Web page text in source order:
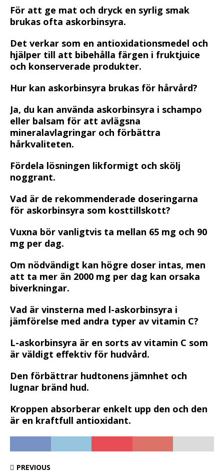
För att ge mat och dryck en syrlig smak
brukas ofta askorbinsyra.
Det verkar som en antioxidationsmedel och
hjälper till att bibehålla färgen i fruktjuice
och konserverade produkter.
Hur kan askorbinsyra brukas för hårvård?
Ja, du kan använda askorbinsyra i schampo
eller balsam för att avlägsna
mineralavlagringar och förbättra
hårkvaliteten.
Fördela lösningen likformigt och skölj
noggrant.
Vad är de rekommenderade doseringarna
för askorbinsyra som kosttillskott?
Vuxna bör vanligtvis ta mellan 65 mg och 90
mg per dag.
Om nödvändigt kan högre doser intas, men
att ta mer än 2000 mg per dag kan orsaka
biverkningar.
Vad är vinsterna med l-askorbinsyra i
jämförelse med andra typer av vitamin C?
L-askorbinsyra är en sorts av vitamin C som
är väldigt effektiv för hudvård.
Den förbättrar hudtonens jämnhet och
lugnar bränd hud.
Kroppen absorberar enkelt upp den och den
är en kraftfull antioxidant.
PREVIOUS